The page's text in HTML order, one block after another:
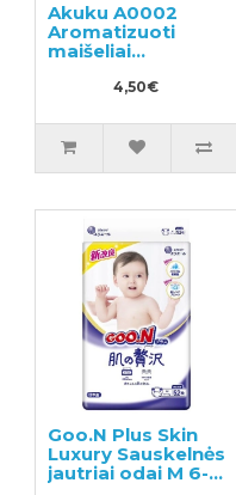
Akuku A0002
Aromatizuoti
maišeliai
sauskelnėms
4,50€
Goo.N Plus Skin
Luxury Sauskelnės
jautriai odai M 6-11